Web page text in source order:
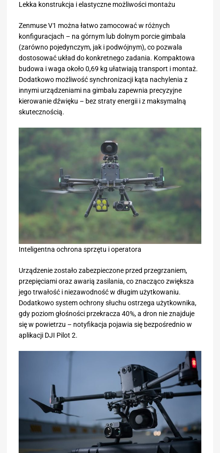
Lekka konstrukcja i elastyczne możliwości montażu
Zenmuse V1 można łatwo zamocować w różnych
konfiguracjach – na górnym lub dolnym porcie gimbala
(zarówno pojedynczym, jak i podwójnym), co pozwala
dostosować układ do konkretnego zadania. Kompaktowa
budowa i waga około 0,69 kg ułatwiają transport i montaż.
Dodatkowo możliwość synchronizacji kąta nachylenia z
innymi urządzeniami na gimbalu zapewnia precyzyjne
kierowanie dźwięku – bez straty energii i z maksymalną
skutecznością.
Inteligentna ochrona sprzętu i operatora
Urządzenie zostało zabezpieczone przed przegrzaniem,
przepięciami oraz awarią zasilania, co znacząco zwiększa
jego trwałość i niezawodność w długim użytkowaniu.
Dodatkowo system ochrony słuchu ostrzega użytkownika,
gdy poziom głośności przekracza 40%, a dron nie znajduje
się w powietrzu – notyfikacja pojawia się bezpośrednio w
aplikacji DJI Pilot 2.